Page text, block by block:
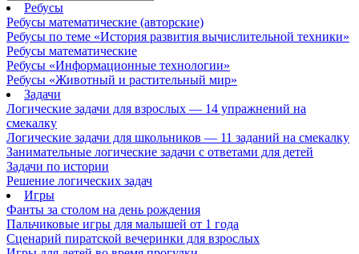
Ребусы
Ребусы математические (авторские)
Ребусы по теме «История развития вычислительной техники»
Ребусы математические
Ребусы «Информационные технологии»
Ребусы «Животный и растительный мир»
Задачи
Логические задачи для взрослых — 14 упражнений на
смекалку
Логические задачи для школьников — 11 заданий на смекалку
Занимательные логические задачи с ответами для детей
Задачи по истории
Решение логических задач
Игры
Фанты за столом на день рождения
Пальчиковые игры для малышей от 1 года
Сценарий пиратской вечеринки для взрослых